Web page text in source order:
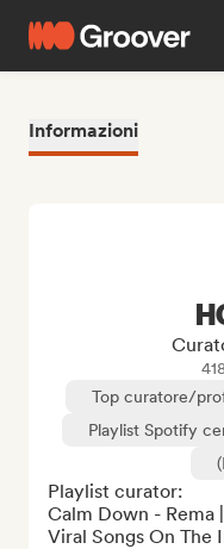
Informazioni
Top curatore/
Playlist Spotify
Playlist curator:
Calm Down - Rema
Viral Songs On The